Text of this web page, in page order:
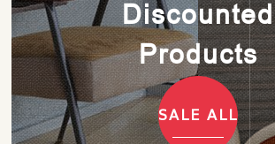
Discounted
Products
SALE ALL